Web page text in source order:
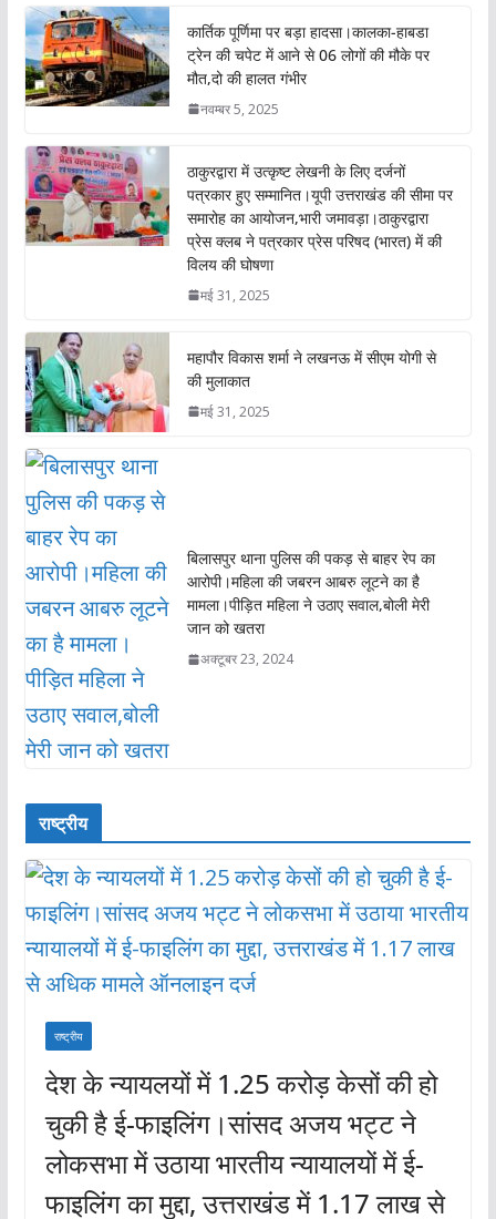
o
o
k
A
p
p
कार्तिक पूर्णिमा पर बड़ा हादसा।कालका-हाबडा
ट्रेन की चपेट में आने से 06 लोगों की मौके पर
मौत,दो की हालत गंभीर
नवम्बर 5, 2025
ठाकुरद्वारा में उत्कृष्ट लेखनी के लिए दर्जनों
पत्रकार हुए सम्मानित।यूपी उत्तराखंड की सीमा पर
समारोह का आयोजन,भारी जमावड़ा।ठाकुरद्वारा
प्रेस क्लब ने पत्रकार प्रेस परिषद (भारत) में की
विलय की घोषणा
मई 31, 2025
महापौर विकास शर्मा ने लखनऊ में सीएम योगी से
की मुलाकात
मई 31, 2025
बिलासपुर थाना पुलिस की पकड़ से बाहर रेप का
आरोपी।महिला की जबरन आबरु लूटने का है
मामला।पीड़ित महिला ने उठाए सवाल,बोली मेरी
जान को खतरा
अक्टूबर 23, 2024
राष्ट्रीय
राष्ट्रीय
देश के न्यायलयों में 1.25 करोड़ केसों की हो
चुकी है ई-फाइलिंग।सांसद अजय भट्ट ने
लोकसभा में उठाया भारतीय न्यायालयों में ई-
फाइलिंग का मुद्दा, उत्तराखंड में 1.17 लाख से